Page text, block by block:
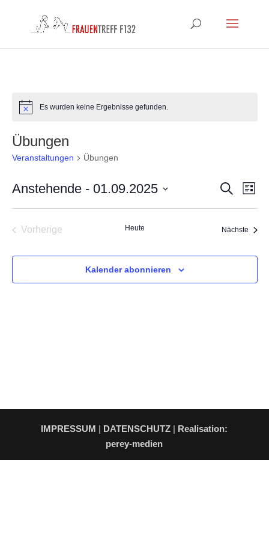
HinweisEs wurden keine Ergebnisse gefunden.
Übungen
Veranstaltungen Übungen
Suche
Liste
Anstehende - 01.09.2025
Vorherige
Heute Nächste
Kalender abonnieren
IMPRESSUM | DATENSCHUTZ | Realisation:
perey-medien